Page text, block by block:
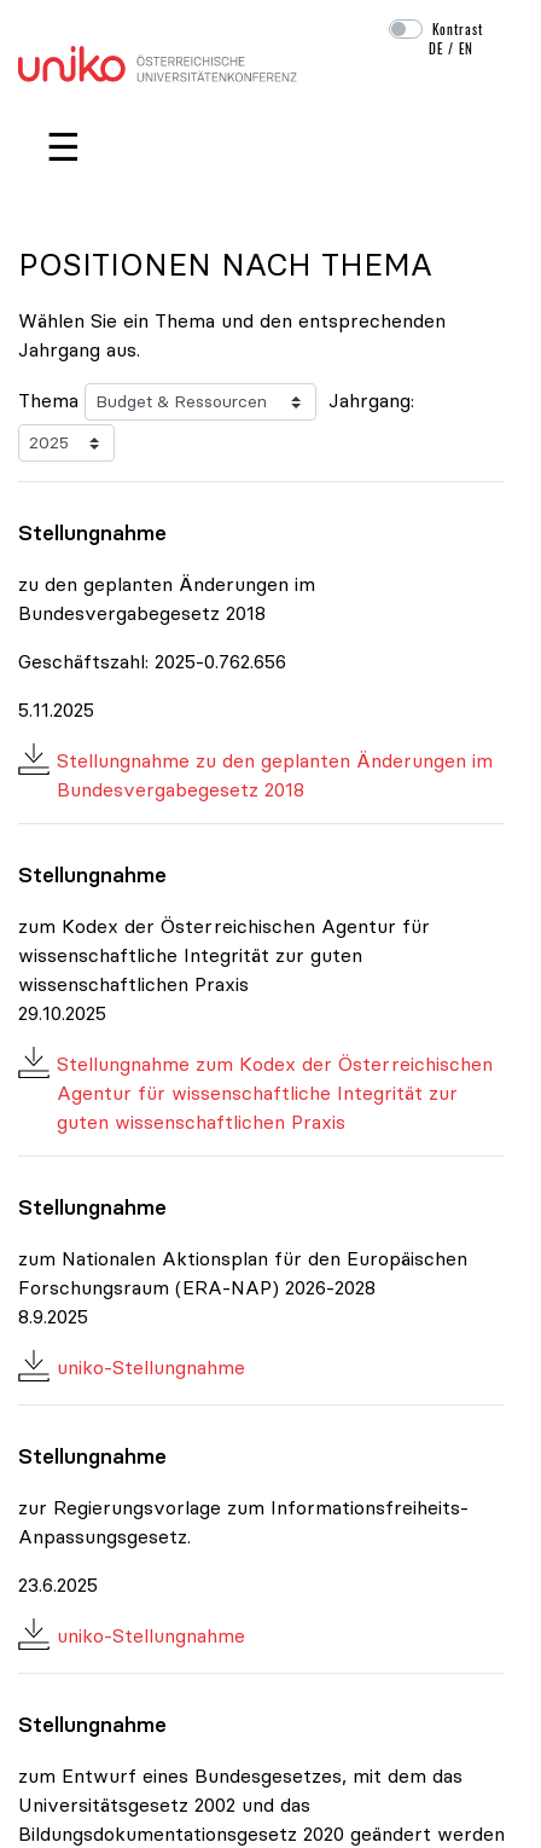
Navigation überspringen
Kontrast
DE /EN
☰
POSITIONEN NACH THEMA
Wählen Sie ein Thema und den entsprechenden
Jahrgang aus.
Thema Jahrgang:
Stellungnahme
zu den geplanten Änderungen im
Bundesvergabegesetz 2018
Geschäftszahl: 2025-0.762.656
5.11.2025
Stellungnahme zu den geplanten Änderungen im
Bundesvergabegesetz 2018
Stellungnahme
zum Kodex der Österreichischen Agentur für
wissenschaftliche Integrität zur guten
wissenschaftlichen Praxis
29.10.2025
Stellungnahme zum Kodex der Österreichischen
Agentur für wissenschaftliche Integrität zur
guten wissenschaftlichen Praxis
Stellungnahme
zum Nationalen Aktionsplan für den Europäischen
Forschungsraum (ERA-NAP) 2026-2028
8.9.2025
uniko-Stellungnahme
Stellungnahme
zur Regierungsvorlage zum Informationsfreiheits-
Anpassungsgesetz.
23.6.2025
uniko-Stellungnahme
Stellungnahme
zum Entwurf eines Bundesgesetzes, mit dem das
Universitätsgesetz 2002 und das
Bildungsdokumentationsgesetz 2020 geändert werden